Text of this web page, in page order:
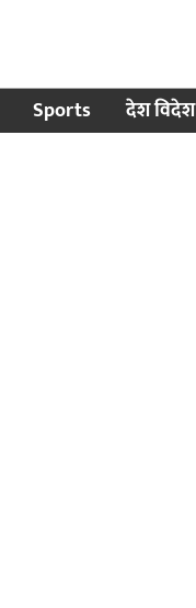
Sports देश विदेश